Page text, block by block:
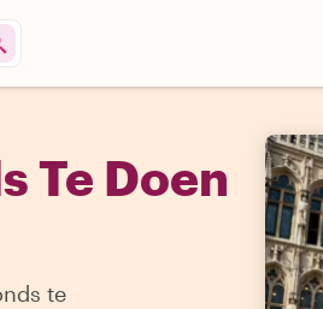
Te Doen
te